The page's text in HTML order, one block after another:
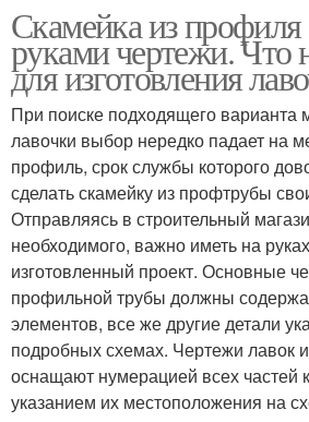
Скамейка из
руками чертежи. Что
для изготовления
При поиске подходящего варианта
лавочки выбор нередко падает на
профиль, срок службы которого
сделать скамейку из профтрубы
Отправляясь в строительный
необходимого, важно иметь на
изготовленный проект. Основные
профильной трубы должны
элементов, все же другие детали
подробных схемах. Чертежи лавок
оснащают нумерацией всех частей
указанием их местоположения на